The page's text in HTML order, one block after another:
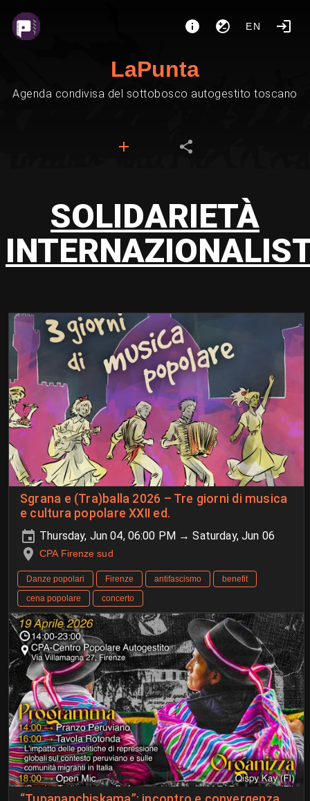
EN
LaPunta
Agenda condivisa del sottobosco autogestito toscano
SOLIDARIETÀ
Sgrana e (Tra)balla 2026 – Tre giorni di musica
e cultura popolare XXII ed.
Thursday, Jun 04, 06:00 PM → Saturday, Jun 06
CPA Firenze sud
Danze popolari Firenze antifascismo
benefit
cena popolare
concerto